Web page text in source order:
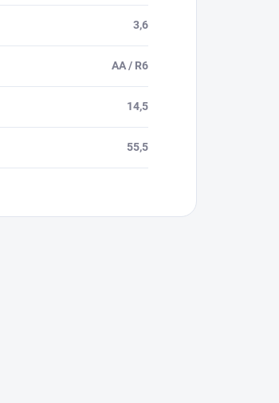
3,6
AA / R6
14,5
55,5